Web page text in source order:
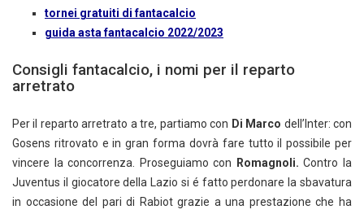
tornei gratuiti di fantacalcio
guida asta fantacalcio 2022/2023
Consigli fantacalcio, i nomi per il reparto
arretrato
Per il reparto arretrato a tre, partiamo con Di Marco dell’Inter: con
Gosens ritrovato e in gran forma dovrà fare tutto il possibile per
vincere la concorrenza. Proseguiamo con
Romagnoli. Contro la
Juventus il giocatore della Lazio si é fatto perdonare la sbavatura
in occasione del pari di Rabiot grazie a una prestazione che ha